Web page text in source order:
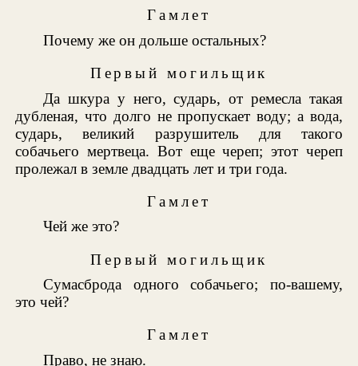
Гамлет
Почему же он дольше остальных?
Первый могильщик
Да шкура у него, сударь, от ремесла такая
дубленая, что долго не пропускает воду; а вода,
сударь, великий разрушитель для такого
собачьего мертвеца. Вот еще череп; этот череп
пролежал в земле двадцать лет и три года.
Гамлет
Чей же это?
Первый могильщик
Сумасброда одного собачьего; по-вашему,
это чей?
Гамлет
Право, не знаю.